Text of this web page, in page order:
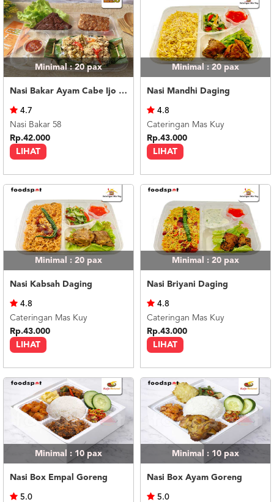
Minimal : 20pax
Nasi Bakar Ayam Cabe Ijo + Tahu Tempe
LIHAT
4.7
Nasi Bakar 58
Rp.42.000
Minimal : 20pax
Nasi Mandhi Daging
LIHAT
4.8
Cateringan Mas Kuy
Rp.43.000
Minimal : 20 pax
Nasi Kabsah Daging
LIHAT
4.8
Cateringan Mas Kuy
Rp.43.000
Minimal : 20 pax
Nasi Briyani Daging
LIHAT
4.8
Cateringan Mas Kuy
Rp.43.000
Minimal : 10 pax
Nasi Box Empal Goreng
5.0
Minimal : 10pax
Nasi Box Ayam Goreng
5.0